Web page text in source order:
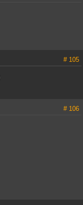
# 105
# 106